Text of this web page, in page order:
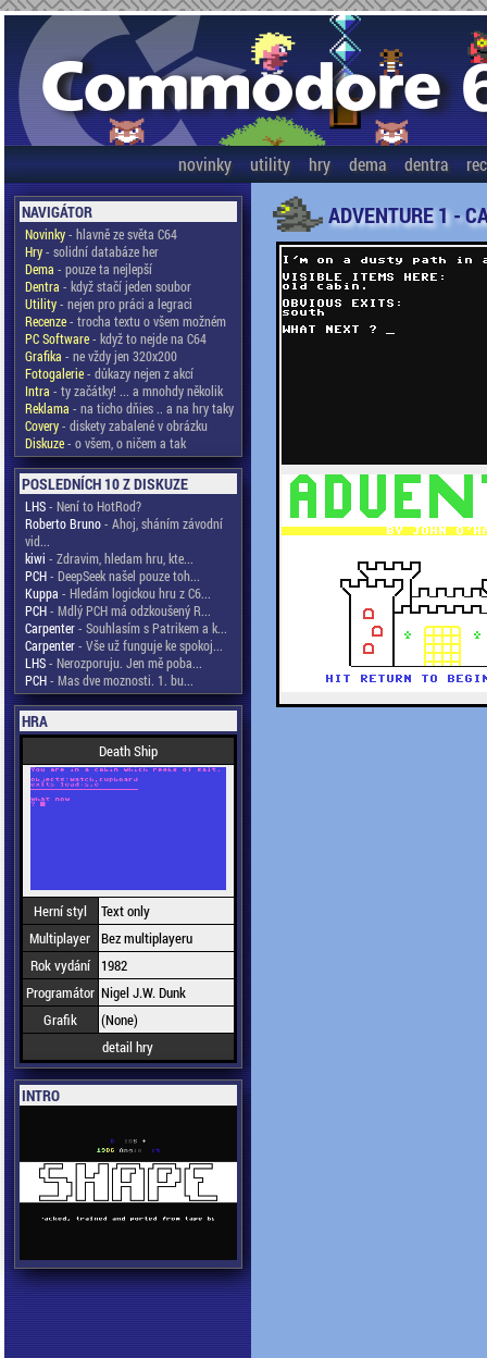
novinky utility hry dema dentra
NAVIGÁTOR
Novinky- hlavně ze světa C64
Hry- solidní databáze her
Dema - pouze ta nejlepší
Dentra - když stačí jeden soubor
Utility- nejen pro práci a legraci
Recenze- trocha textu o všem možném
PC Software- když to nejde na C64
Grafika - ne vždy jen 320x200
Fotogalerie- důkazy nejen z akcí
Intra - ty začátky! ... a mnohdy několik
Reklama - na ticho dňies .. a na hry taky
Covery- diskety zabalené v obrázku
Diskuze- o všem, o ničem a tak
POSLEDNÍCH 10 Z DISKUZE
LHS- Není to HotRod?
Roberto Bruno- Ahoj, sháním závodní
vid...
kiwi - Zdravim, hledam hru, kte...
PCH- DeepSeek našel pouze toh...
Kuppa - Hledám logickou hru z C6...
PCH- Mdlý PCH má odzkoušený R...
Carpenter- Souhlasím s Patrikem a k...
Carpenter- Vše už funguje ke spokoj...
LHS- Nerozporuju. Jen mě poba...
PCH- Mas dve moznosti. 1. bu...
HRA
Death Ship
Herní styl
Text only
Multiplayer Bez multiplayeru
Rok vydání
1982
Programátor Nigel J.W. Dunk
Grafik
(None)
detail hry
INTRO
ADVENTURE 1 -